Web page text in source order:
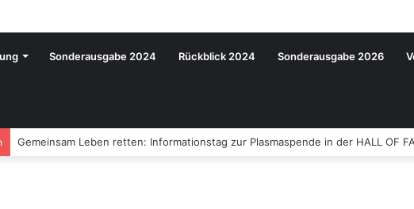
Sonderausgabe 2024 Rückblick 2024 Sonderausgabe 2026
Gemeinsam Leben retten: Informationstag zur Plasmaspende in der HALL OF